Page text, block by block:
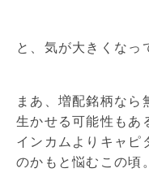
と、気が大きくなっ
まあ、増配銘柄な
生かせる可能性もあ
インカムよりキャピ
のかもと悩むこの頃。